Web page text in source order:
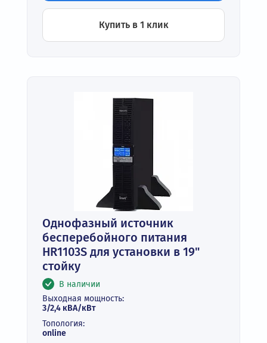
Купить в 1 клик
Однофазный источник
бесперебойного питания
HR1103S для установки в 19"
стойку
В наличии
Выходная мощность:
3/2,4 кВА/кВт
Топология:
online